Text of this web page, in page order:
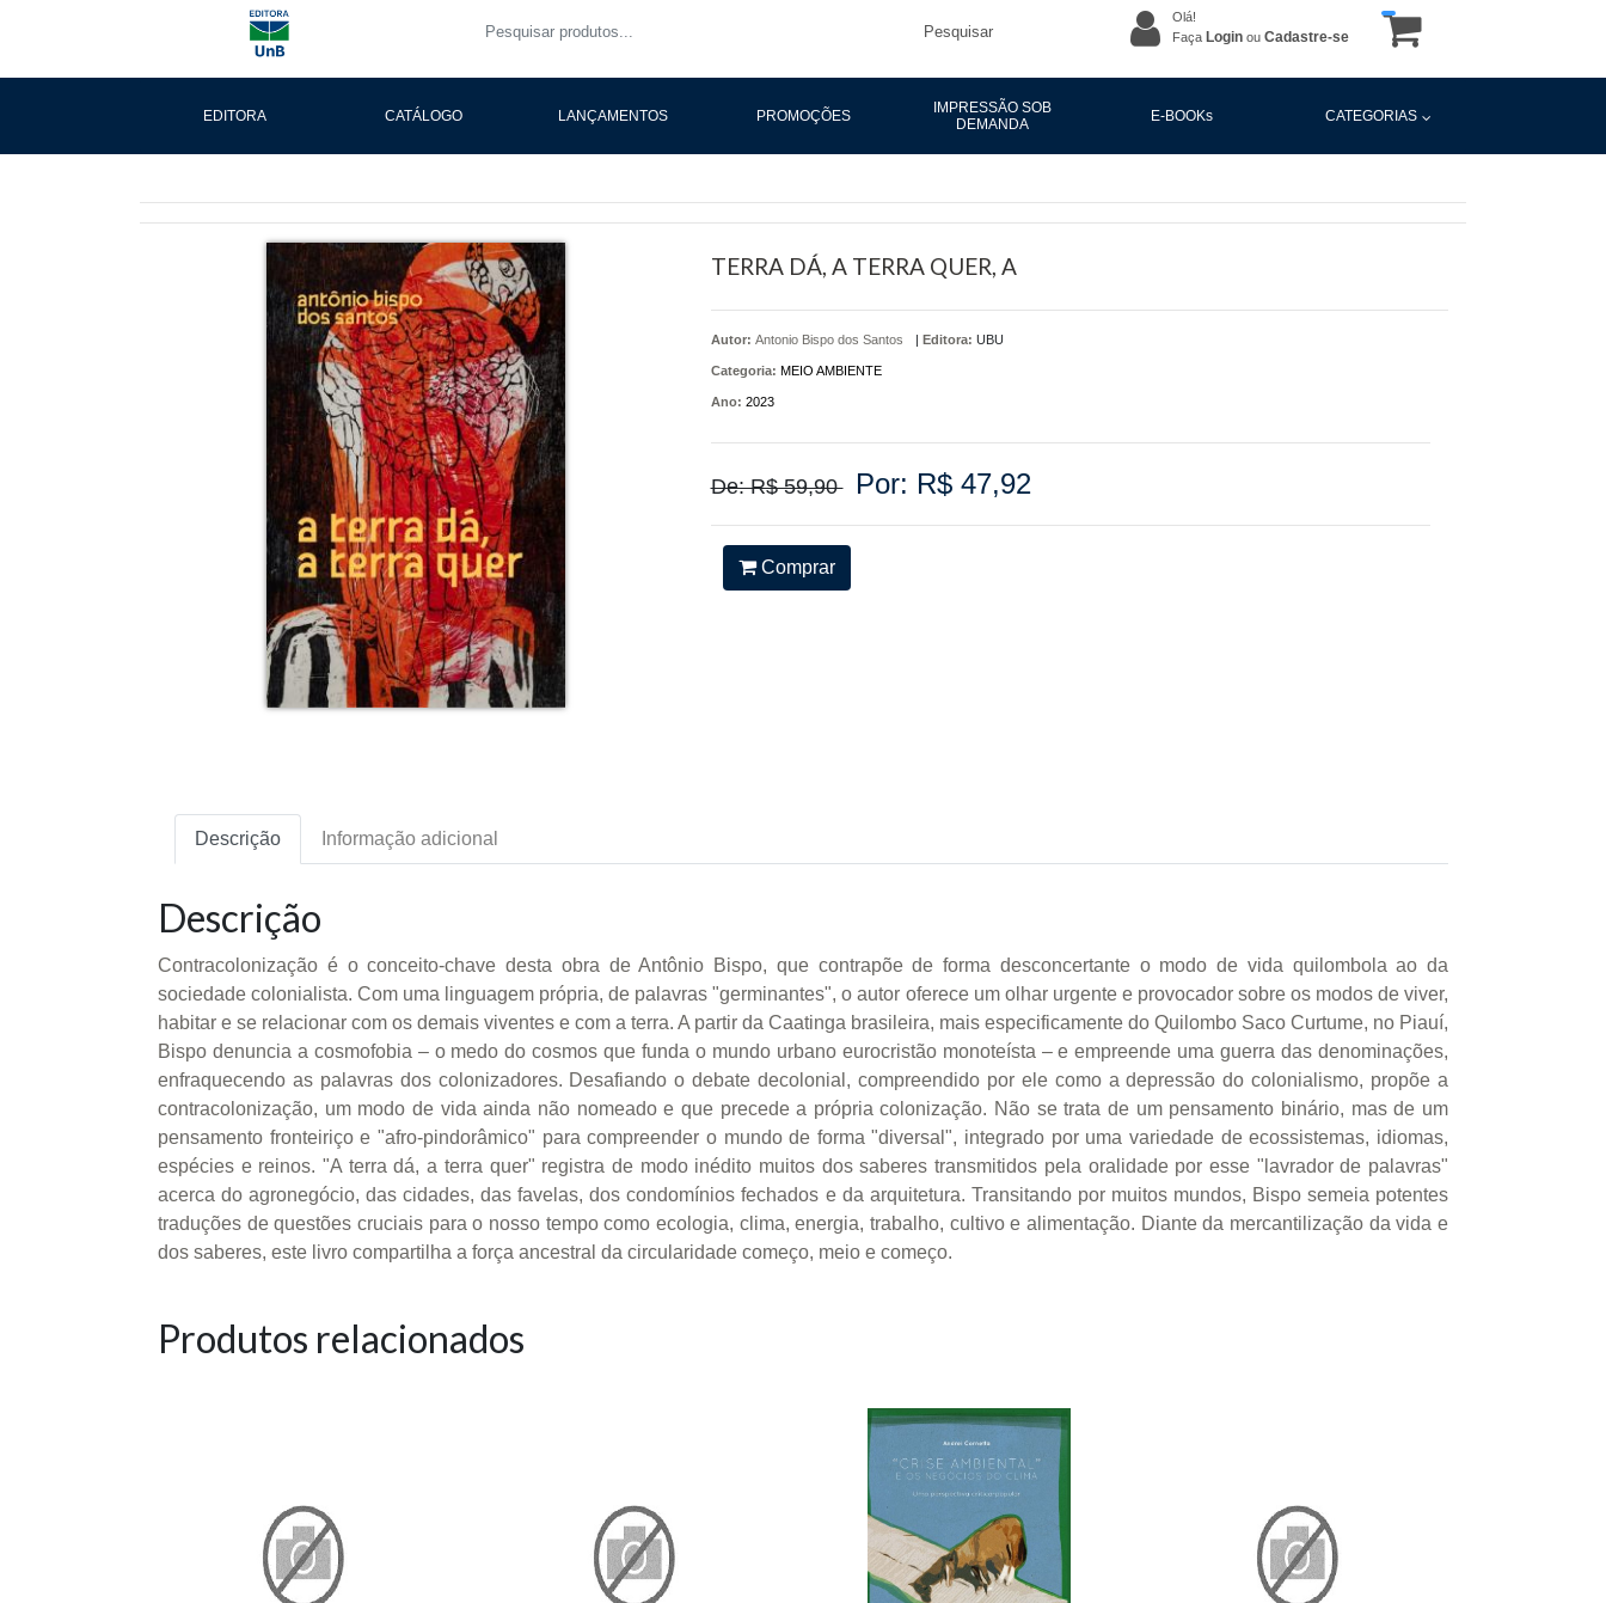
Pesquisar
Olá!
Faça Login ou Cadastre-se
EDITORA CATÁLOGO LANÇAMENTOS PROMOÇÕES
IMPRESSÃO SOB
DEMANDA
E-BOOKs CATEGORIAS
TERRA DÁ, A TERRA QUER, A
Autor: Antonio Bispo dos Santos | Editora: UBU
Categoria: MEIO AMBIENTE
Ano: 2023
De: R$ 59,90 Por: R$ 47,92
Comprar
Descrição Informação adicional
Descrição
Contracolonização é o conceito-chave desta obra de Antônio Bispo, que contrapõe de forma desconcertante o modo de vida quilombola ao da
sociedade colonialista. Com uma linguagem própria, de palavras "germinantes", o autor oferece um olhar urgente e provocador sobre os modos de viver,
habitar e se relacionar com os demais viventes e com a terra. A partir da Caatinga brasileira, mais especificamente do Quilombo Saco Curtume, no Piauí,
Bispo denuncia a cosmofobia – o medo do cosmos que funda o mundo urbano eurocristão monoteísta – e empreende uma guerra das denominações,
enfraquecendo as palavras dos colonizadores. Desafiando o debate decolonial, compreendido por ele como a depressão do colonialismo, propõe a
contracolonização, um modo de vida ainda não nomeado e que precede a própria colonização. Não se trata de um pensamento binário, mas de um
pensamento fronteiriço e "afro-pindorâmico" para compreender o mundo de forma "diversal", integrado por uma variedade de ecossistemas, idiomas,
espécies e reinos. "A terra dá, a terra quer" registra de modo inédito muitos dos saberes transmitidos pela oralidade por esse "lavrador de palavras"
acerca do agronegócio, das cidades, das favelas, dos condomínios fechados e da arquitetura. Transitando por muitos mundos, Bispo semeia potentes
traduções de questões cruciais para o nosso tempo como ecologia, clima, energia, trabalho, cultivo e alimentação. Diante da mercantilização da vida e
dos saberes, este livro compartilha a força ancestral da circularidade começo, meio e começo.
Produtos relacionados